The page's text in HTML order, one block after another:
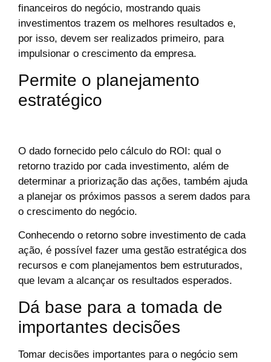
financeiros do negócio, mostrando quais
investimentos trazem os melhores resultados e,
por isso, devem ser realizados primeiro, para
impulsionar o crescimento da empresa.
Permite o planejamento
estratégico
O dado fornecido pelo cálculo do ROI: qual o
retorno trazido por cada investimento, além de
determinar a priorização das ações, também ajuda
a planejar os próximos passos a serem dados para
o crescimento do negócio.
Conhecendo o retorno sobre investimento de cada
ação, é possível fazer uma gestão estratégica dos
recursos e com planejamentos bem estruturados,
que levam a alcançar os resultados esperados.
Dá base para a tomada de
importantes decisões
Tomar decisões importantes para o negócio sem